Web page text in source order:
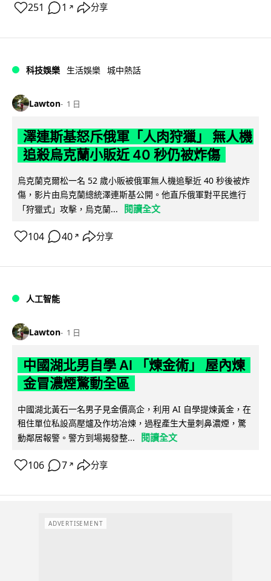
251 1 ↗ 分享
科技娛樂 生活娛樂 城中熱話
Lawton 1 日
澤連斯基怒斥俄軍「人肉狩獵」 無人機
追殺烏克蘭小販近 40 秒仍被炸傷
烏克蘭克爾松一名 52 歲小販被俄軍無人機追擊近 40 秒後被炸
傷，影片由烏克蘭總統澤連斯基公開。他直斥俄軍對平民進行
「狩獵式」攻擊，烏克蘭...
閱讀全文
104 40 ↗ 分享
人工智能
Lawton 1 日
中國湖北男自學 AI 「煉金術」 屋內煉
金冒濃煙驚動全區
中國湖北黃石一名男子見金價高企，利用 AI 自學提煉黃金，在
租住單位私設高壓爐及作坊冶煉，過程產生大量刺鼻濃煙，驚
動鄰居報警。警方到場揭發整...
閱讀全文
106 7 ↗ 分享
ADVERTISEMENT